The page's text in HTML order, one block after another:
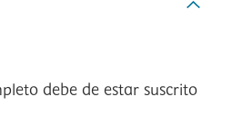
debe de estar suscrito